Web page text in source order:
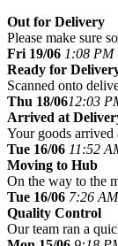
Out for Delivery
Please make sure
Fri 19/06 1:08 PM
Ready for
Scanned onto
Thu 18/0612:03
Arrived at
Your goods arrived
Tue 16/06 11:52
Moving to Hub
On the way to the
Tue 16/06 7:26 AM
Quality Control
Our team ran a